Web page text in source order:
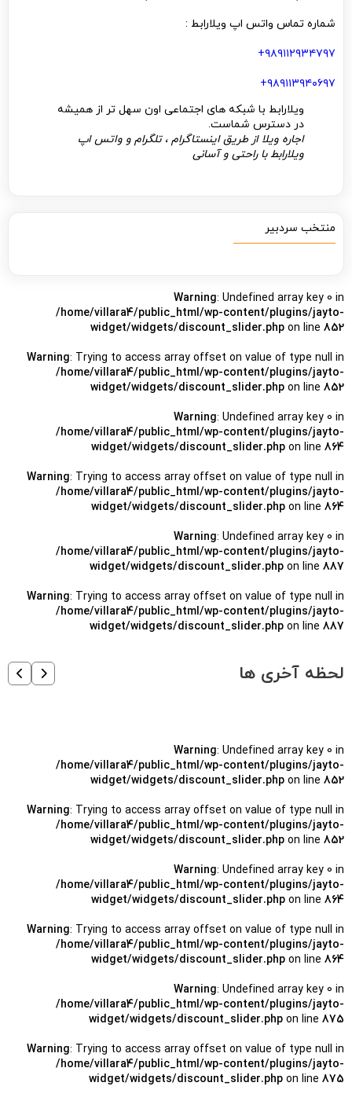
شماره تماس واتس اپ ویلارابط :
۹۸۹۱۱۲۹۳۴۷۹۷+
۹۸۹۱۱۳۹۴۰۶۹۷+
ویلارابط با شبکه های اجتماعی اون سهل تر از همیشه
در دسترس شماست.
اجاره ویلا از طریق اینستاگرام ، تلگرام و واتس اپ
ویلارابط با راحتی و آسانی
منتخب سردبیر
Warning: Undefined array key 0 in
/home/villara4/public_html/wp-content/plugins/jayto-
widget/widgets/discount_slider.php on line 852
Warning: Trying to access array offset on value of type null in
/home/villara4/public_html/wp-content/plugins/jayto-
widget/widgets/discount_slider.php on line 852
Warning: Undefined array key 0 in
/home/villara4/public_html/wp-content/plugins/jayto-
widget/widgets/discount_slider.php on line 864
Warning: Trying to access array offset on value of type null in
/home/villara4/public_html/wp-content/plugins/jayto-
widget/widgets/discount_slider.php on line 864
Warning: Undefined array key 0 in
/home/villara4/public_html/wp-content/plugins/jayto-
widget/widgets/discount_slider.php on line 887
Warning: Trying to access array offset on value of type null in
/home/villara4/public_html/wp-content/plugins/jayto-
widget/widgets/discount_slider.php on line 887
لحظه آخری ها
Warning: Undefined array key 0 in
/home/villara4/public_html/wp-content/plugins/jayto-
widget/widgets/discount_slider.php on line 852
Warning: Trying to access array offset on value of type null in
/home/villara4/public_html/wp-content/plugins/jayto-
widget/widgets/discount_slider.php on line 852
Warning: Undefined array key 0 in
/home/villara4/public_html/wp-content/plugins/jayto-
widget/widgets/discount_slider.php on line 864
Warning: Trying to access array offset on value of type null in
/home/villara4/public_html/wp-content/plugins/jayto-
widget/widgets/discount_slider.php on line 864
Warning: Undefined array key 0 in
/home/villara4/public_html/wp-content/plugins/jayto-
widget/widgets/discount_slider.php on line 875
Warning: Trying to access array offset on value of type null in
/home/villara4/public_html/wp-content/plugins/jayto-
widget/widgets/discount_slider.php on line 875